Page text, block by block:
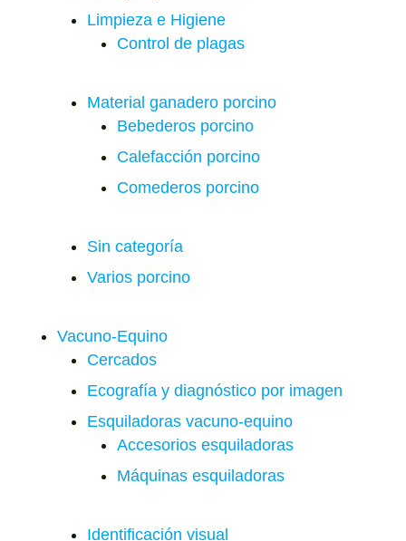
Limpieza e Higiene
Control de plagas
Material ganadero porcino
Bebederos porcino
Calefacción porcino
Comederos porcino
Sin categoría
Varios porcino
Vacuno-Equino
Cercados
Ecografía y diagnóstico por imagen
Esquiladoras vacuno-equino
Accesorios esquiladoras
Máquinas esquiladoras
Identificación visual